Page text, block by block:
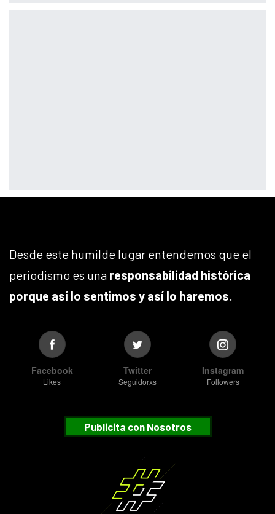
Desde este humilde lugar entendemos que el
periodismo es una responsabilidad histórica
porque así lo sentimos y así lo haremos.
Facebook
Likes
Twitter
Seguidorxs
Instagram
Followers
Publicita con Nosotros